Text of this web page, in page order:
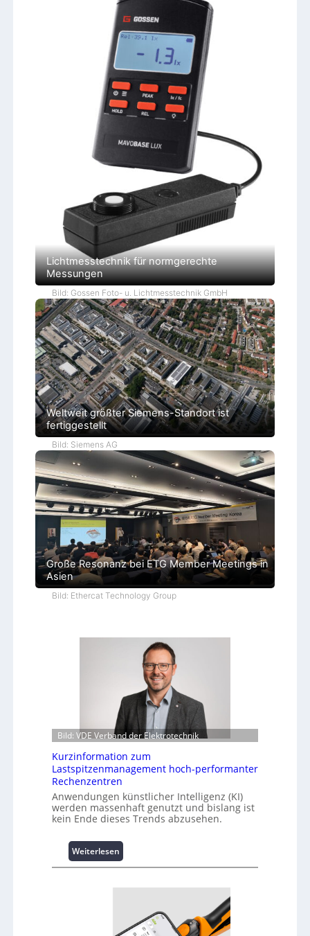
Lichtmesstechnik für normgerechte
Messungen
Bild: Gossen Foto- u. Lichtmesstechnik GmbH
Weltweit größter Siemens-Standort ist
fertiggestellt
Bild: Siemens AG
Große Resonanz bei ETG Member Meetings in
Asien
Bild: Ethercat Technology Group
Bild: VDE Verband der Elektrotechnik
Kurzinformation zum
Lastspitzenmanagement hoch-performanter
Rechenzentren
Anwendungen künstlicher Intelligenz (KI)
werden massenhaft genutzt und bislang ist
kein Ende dieses Trends abzusehen.
Weiterlesen:
K
r
n